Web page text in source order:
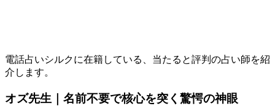
電話占いシルクに在籍している、当たると評判の占い師を紹
介します。
オズ先生 ｜名前不要で核心を突く驚愕の神眼